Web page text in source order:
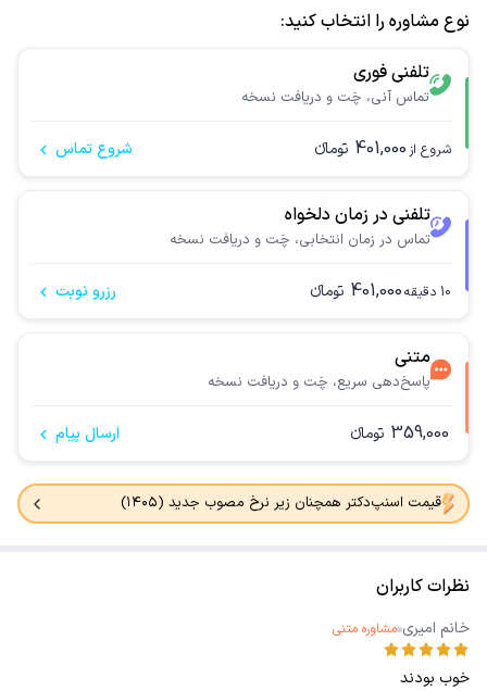
نوع مشاوره را انتخاب کنید:
تلفنی فوری
تماس آنی، چَت و دریافت نسخه
شروع از 401,000 تومانء شروع تماس
تلفنی در زمان دلخواه
تماس در زمان انتخابی، چَت و دریافت نسخه
10 دقیقه401,000 تومانء رزرو نوبت
متنی
پاسخ‌دهی سریع، چَت و دریافت نسخه
359,000 تومانء ارسال پیام
قیمت اسنپ‌دکتر همچنان زیر نرخ مصوب جدید (۱۴۰۵)
نظرات کاربران
خانم امیری مشاوره متنی
خوب بودند